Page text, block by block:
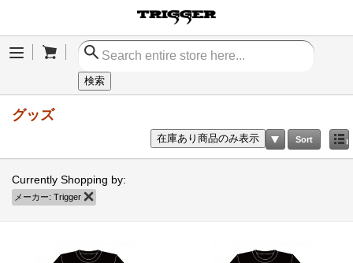
Menu
検索
グッズ
Sort
在庫あり商品のみ表示
Currently Shopping by:
メーカー: Trigger